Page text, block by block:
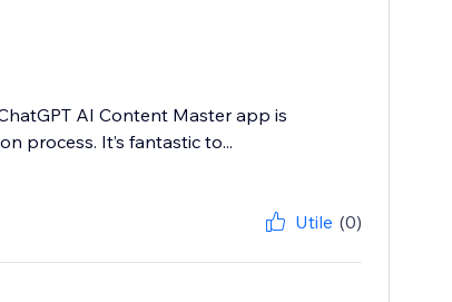
AI Content Master app is
process. It’s fantastic to...
Utile (0)